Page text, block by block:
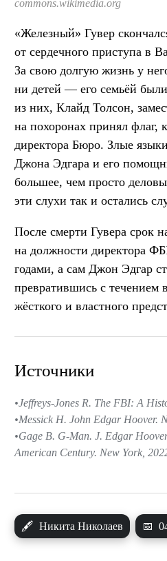
commons.wikimedia.org
«Железный» Гувер
от сердечного приступа в
За свою долгую жизнь у
ни детей — его семьёй
из них, Клайд Толсон,
на похоронах принял флаг,
директора Бюро. Злые
Джона Эдгара и его
большее, чем просто
эти слухи так и остались
После смерти Гувера срок
на должности директора
годами, а сам Джон Эдгар
превратившись с течением
жёсткого и властного
🖋 Никита Николаев 📅
Источники
Jeffreys-Jones R. The FBI: A
Messick H. John Edgar Hoover.
Gage B. G-Man. J. Edgar
American Century. New York,